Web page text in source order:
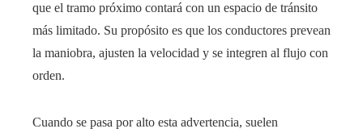
que el tramo próximo contará con un espacio de tránsito
más limitado. Su propósito es que los conductores prevean
la maniobra, ajusten la velocidad y se integren al flujo con
orden.
Cuando se pasa por alto esta advertencia, suelen